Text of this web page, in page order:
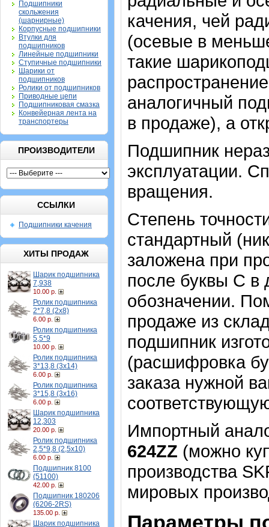
Подшипники
скольжения
(шарнирные)
Корпусные подшипники
Втулки для
подшипников
Линейные подшипники
Ступичные подшипники
Шарики от
подшипников
Ролики от подшипников
Приводные цепи
Подшипниковая смазка
Конвейерная лента на
транспортеры
ПРОИЗВОДИТЕЛИ
ССЫЛКИ
Подшипники качения
ХИТЫ ПРОДАЖ
Шарик подшипника
7,938
10.00 р.
Ролик подшипника
2*7,8 (2х8)
6.00 р.
Ролик подшипника
5,5*9
10.00 р.
Ролик подшипника
3*13,8 (3х14)
6.00 р.
Ролик подшипника
3*15,8 (3х16)
6.00 р.
Шарик подшипника
12,303
20.00 р.
Ролик подшипника
2,5*9,8 (2,5х10)
6.00 р.
Подшипник 8100
(51100)
42.00 р.
Подшипник 180206
(6206-2RS)
135.00 р.
Шарик подшипника
качения, чей
(осевые в
такие
аналогичный
в продаже), а
Подшипник
эксплуатации.
вращения.
Степень
стандартный
заложена при
после буквы С в
обозначении.
продаже из
подшипник
(расшифровка
заказа нужной
Импортный
624ZZ (можно
производства
мировых
Параметры